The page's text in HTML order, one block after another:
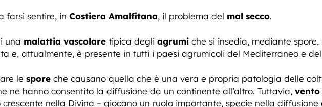
farsi sentire, in Costiera Amalfitana, il problema del mal secco.
una malattia vascolare tipica degli agrumi che si insedia, mediante
e, attualmente, è presente in tutti i paesi agrumicoli del Mediterraneo e
le spore che causano quella che è una vera e propria patologia delle
ne hanno consentito la diffusione da un continente all’altro. Tuttavia, vento
nella Divina – giocano un ruolo importante, specie nella